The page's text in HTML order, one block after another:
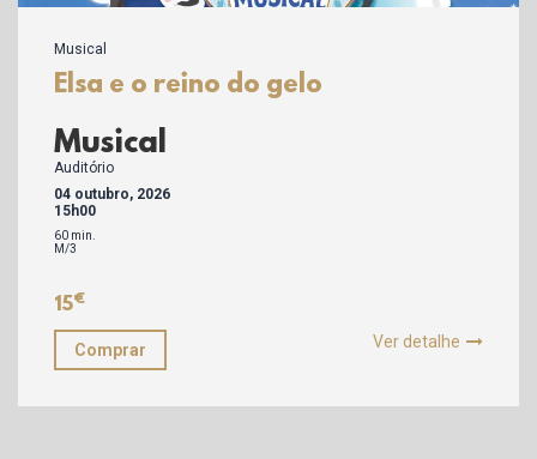
Musical
Elsa e o reino do gelo
Musical
Auditório
04 outubro, 2026
15h00
60 min.
M/3
15€
Comprar Ver detalhe